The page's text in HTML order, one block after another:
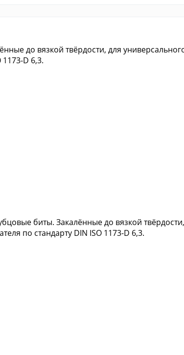
до вязкой твёрдости, для
D 6,3.
биты. Закалённые до вязкой
по стандарту DIN ISO 1173-D 6,3.